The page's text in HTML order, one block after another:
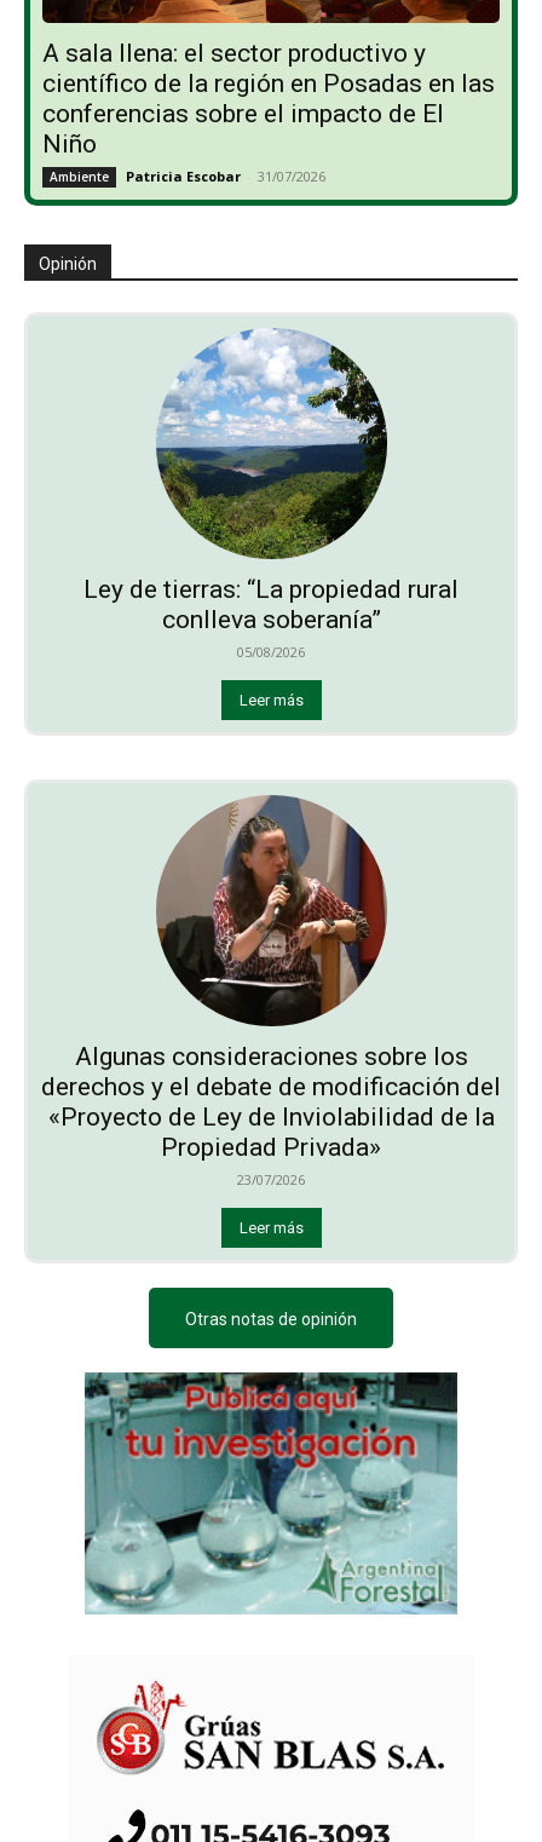
A sala llena: el sector productivo y
científico de la región en Posadas en las
conferencias sobre el impacto de El
Niño
Ambiente Patricia Escobar - 31/07/2026
Opinión
Ley de tierras: “La propiedad rural
conlleva soberanía”
05/08/2026
Leer más
Algunas consideraciones sobre los
derechos y el debate de modificación del
«Proyecto de Ley de Inviolabilidad de la
Propiedad Privada»
23/07/2026
Leer más
Otras notas de opinión